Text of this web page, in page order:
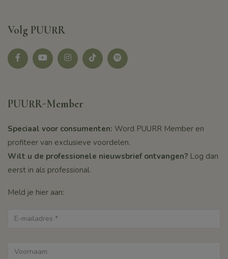
Volg PUURR
Facebook youtubeinstagramtikotk Spotify
PUURR-Member
Speciaal voor consumenten: Word PUURR Member en
profiteer van exclusieve voordelen.
Wilt u de professionele nieuwsbrief ontvangen? Log dan
eerst in als professional.
Meld je hier aan: